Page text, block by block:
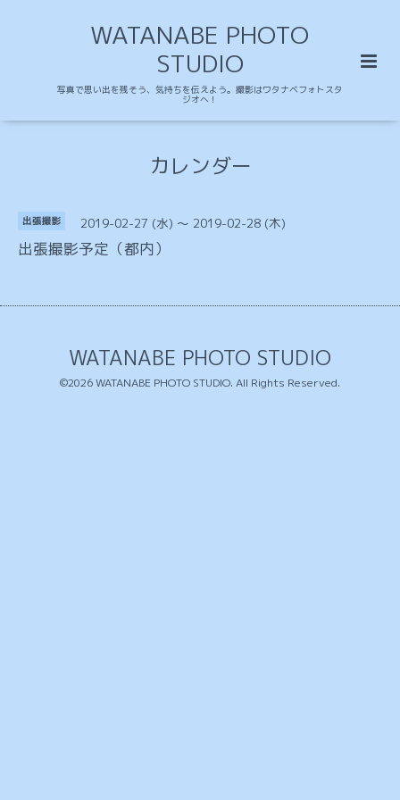
WATANABE PHOTO
STUDIO
写真で思い出を残そう、気持ちを伝えよう。撮影はワタナベフォトスタ
ジオへ！
カレンダー
出張撮影 2019-02-27 (水) ～ 2019-02-28 (木)
出張撮影予定（都内）
WATANABE PHOTO STUDIO
©2026WATANABE PHOTO STUDIO. All Rights Reserved.